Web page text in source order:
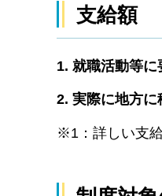
支給額
1. 就職活動等
2. 実際に地方に
※1：詳しい支